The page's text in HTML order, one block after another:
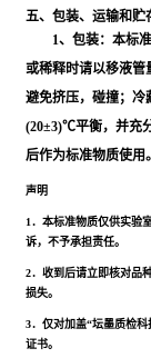
五、包装、运输和贮
1、包装：本标
或稀释时请以移液
避免挤压，碰撞；
(20±3)℃平衡，并充
后作为标准物质使用。
声明
1．本标准物质仅供实验
诉，不予承担责任。
2．收到后请立即核对品
损失。
3．仅对加盖“坛墨质检
证书。